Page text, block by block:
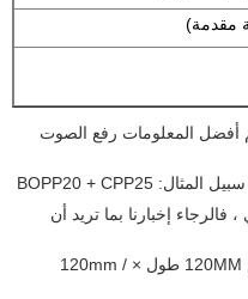
أفضل المعلومات رفع الصوت
فالرجاء إخبارنا بما تريد أن
2. حجم المنتج ، على سبيل المثال: عرض 120MM طول × / 120mm